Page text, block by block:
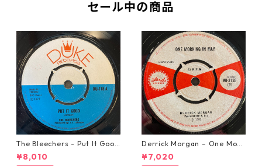
セール中の商品
The Bleechers - Put It Good
【7-21637】
¥8,010
Derrick Morgan – One Morn
ing In May【7-21653】
¥7,020